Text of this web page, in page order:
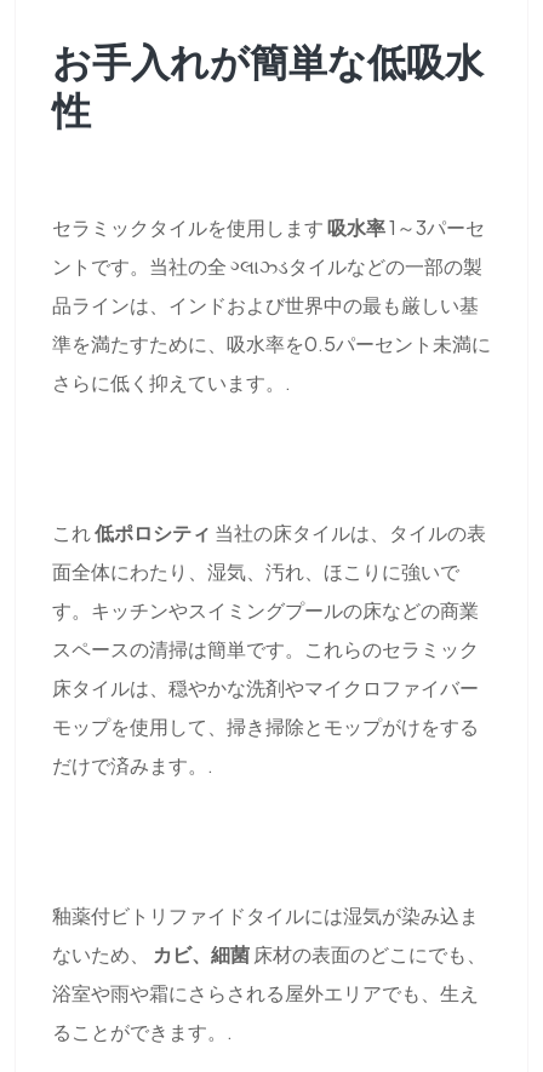
お手入れが簡単な低吸水
性
セラミックタイルを使用します吸水率1～3パーセ
ントです。当社の全 ગ્લાઝ્ડタイルなどの一部の製
品ラインは、インドおよび世界中の最も厳しい基
準を満たすために、吸水率を0.5パーセント未満に
さらに低く抑えています。.
これ低ポロシティ 当社の床タイルは、タイルの表
面全体にわたり、湿気、汚れ、ほこりに強いで
す。キッチンやスイミングプールの床などの商業
スペースの清掃は簡単です。これらのセラミック
床タイルは、穏やかな洗剤やマイクロファイバー
モップを使用して、掃き掃除とモップがけをする
だけで済みます。.
釉薬付ビトリファイドタイルには湿気が染み込ま
ないため、 カビ、細菌 床材の表面のどこにでも、
浴室や雨や霜にさらされる屋外エリアでも、生え
ることができます。.